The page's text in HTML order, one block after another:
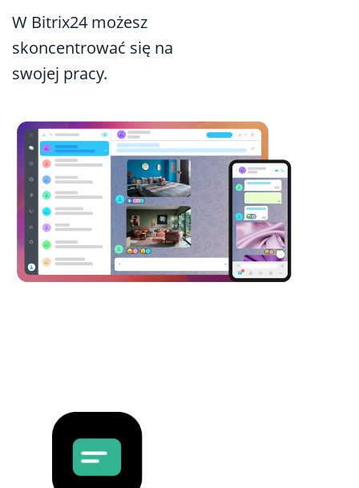
W Bitrix24 możesz
skoncentrować się na
swojej pracy.